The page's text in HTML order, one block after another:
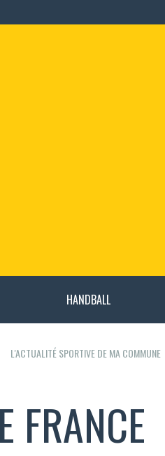
HANDBALL
L'ACTUALITÉ SPORTIVE DE MA COMMUNE
FRANCE